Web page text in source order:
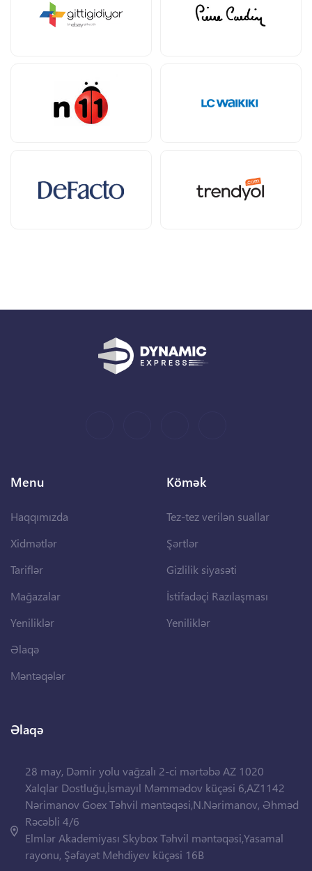
Menu
Haqqımızda
Xidmətlər
Tariflər
Mağazalar
Yeniliklər
Əlaqə
Məntəqələr
Kömək
Tez-tez verilən suallar
Şərtlər
Gizlilik siyasəti
İstifadəçi Razılaşması
Yeniliklər
Əlaqə
28 may, Dəmir yolu vağzalı 2-ci mərtəbə AZ 1020
Xalqlar Dostluğu,İsmayıl Məmmədov küçəsi 6,AZ1142
Nərimanov Goex Təhvil məntəqəsi,N.Nərimanov, Əhməd
Rəcəbli 4/6
Elmlər Akademiyası Skybox Təhvil məntəqəsi,Yasamal
rayonu, Şəfayət Mehdiyev küçəsi 16B